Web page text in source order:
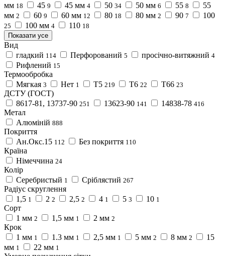
мм 18 45 9 45 мм 4 50 34 50 мм 6 55 8
55
мм 2 60 9 60 мм 12 80 18 80 мм 2 90 7 100
25 100 мм 4 110 18
Показати усе
Вид
гладкий 114 Перфорований 5 просічно-витяжний 4
Рифлений 15
Термообробка
Мягкая 3 Нет 1 Т5 219 Т6 22 Т66 23
ДСТУ (ГОСТ)
8617-81, 13737-90 251 13623-90 141 14838-78 416
Метал
Алюміній 888
Покриття
Ан.Окс.15 112 Без покриття 110
Країна
Німеччина 24
Колір
Cеребристый 1 Сріблястий 267
Радіус скруглення
1,5 1 2 2 2,5 2 4 1 5 3 10 1
Сорт
1 мм 2 1,5 мм 1 2 мм 2
Крок
1 мм 1 1.3 мм 1 2,5 мм 1 5 мм 2 8 мм 2
15
мм 1 22 мм 1